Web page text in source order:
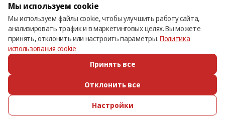
© 2013 – 2026 ECOM
ПОЗВОНИТЬ ИЗБРАННОЕ КАТАЛОГ ВОЙТИ
Мы используем cookie
Мы используем файлы cookie, чтобы улучшить работу сайта,
анализировать трафик и в маркетинговых целях. Вы можете
принять, отклонить или настроить параметры.Политика
использования cookie
Принять все
Отклонить все
Настройки